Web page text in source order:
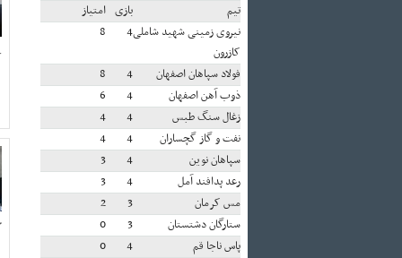
تيم
بازی امتياز
نیروی زمینی شهید شاملی
کازرون
4
8
فولاد سپاهان اصفهان 4
8
ذوب آهن اصفهان
4
6
زغال سنگ طبس
4
4
نفت و گاز گچساران
4
4
سپاهان نوین
4
3
رعد پدافند آمل
4
3
مس کرمان
3
2
ستارگان دشتستان
3
0
پاس ناجا قم
4
0